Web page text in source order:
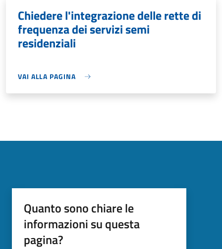
Chiedere l'integrazione delle rette di
frequenza dei servizi semi
residenziali
VAI ALLA PAGINA
Quanto sono chiare le
informazioni su questa
pagina?